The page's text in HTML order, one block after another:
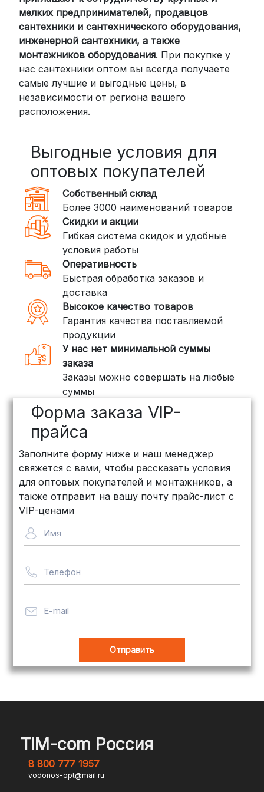
проверенными транспортными
компаниями:
СДЭК: Выбирайте доставку до
пункта выдачи (от 2 дней) или
курьером до двери (от 3 дней).
Стоимость начинается от300
рублей
пунктов выдачи или курьером.
Сроки — от 2 дней, стоимость — от
350 рублей
DPD: Международная служба
доставки, которая работает и
внутри России. Сроки — от 2 дней,
стоимость — от 400 рублей
3. Доставка крупногабаритных грузов
(ПЭК, КИТ, Байкал Сервис)
Если ваш заказ включает большие или
тяжелые товары, мы рекомендуем
воспользоваться услугами компаний,
специализирующихся на доставке
грузов:
ПЭК: Сроки доставки — от 3 до 10
дней, стоимость рассчитывается
индивидуально (минимум
рублей
объемных заказов. Сроки — от 3
дней, стоимость — от500 рублей
Байкал Сервис: Идеально подходит
для крупногабаритных товаров.
рассчитывается индивидуально
Важно! Мы заботимся о том, чтобы
целости и сохранности, независимо
от их размера.
максимально удобным и безопасным
для наших клиентов. Независимо от
того, являетесь ли вы физическим или
юридическим лицом, у вас есть
мелких предпринимателей, продавцов
сантехники и сантехнического оборудования,
инженерной сантехники, а также
монтажников оборудования. При покупке у
нас сантехники оптом вы всегда получаете
самые лучшие и выгодные цены, в
независимости от региона вашего
расположения.
Выгодные условия для
оптовых покупателей
Собственный склад
Более 3000 наименований товаров
Скидки и акции
Гибкая система скидок и удобные
условия работы
Оперативность
Быстрая обработка заказов и
доставка
Высокое качество товаров
Гарантия качества поставляемой
продукции
У нас нет минимальной суммы
заказа
Заказы можно совершать на любые
суммы
Форма заказа VIP-
прайса
Заполните форму ниже и наш менеджер
свяжется с вами, чтобы рассказать условия
для оптовых покупателей и монтажников, а
также отправит на вашу почту прайс-лист с
VIP-ценами
Имя
Телефон
E-mail
TIM-com Россия
8 800 777 1957
vodonos-opt@mail.ru